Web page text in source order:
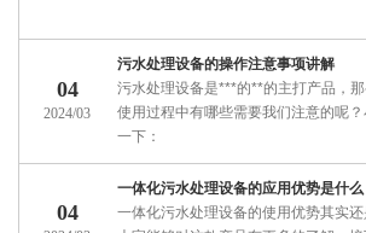
04
2024/03
污水处理设备的操作注意事项讲解
污水处理设备是***的**的主打产品，
使用过程中有哪些需要我们注意的呢
一下：
04
一体化污水处理设备的应用优势是什么
一体化污水处理设备的使用优势其实